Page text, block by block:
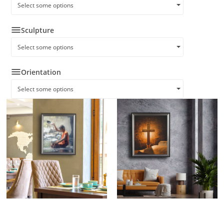
Select some options
Sculpture
Select some options
Orientation
Select some options